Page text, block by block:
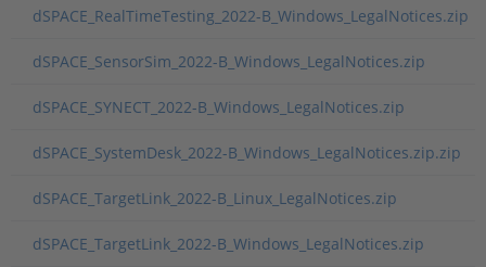
dSPACE_RealTimeTesting_2022-B_Windows_LegalNotices.zip
dSPACE_SensorSim_2022-B_Windows_LegalNotices.zip
dSPACE_SYNECT_2022-B_Windows_LegalNotices.zip
dSPACE_SystemDesk_2022-B_Windows_LegalNotices.zip.zip
dSPACE_TargetLink_2022-B_Linux_LegalNotices.zip
dSPACE_TargetLink_2022-B_Windows_LegalNotices.zip